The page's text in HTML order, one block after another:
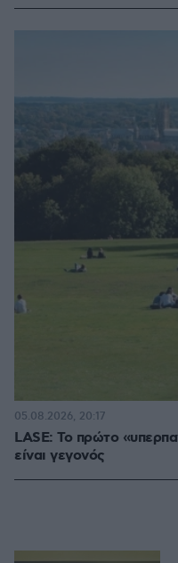
LASE: Το πρώτο
είναι γεγονός
05.08.2026, 20:17